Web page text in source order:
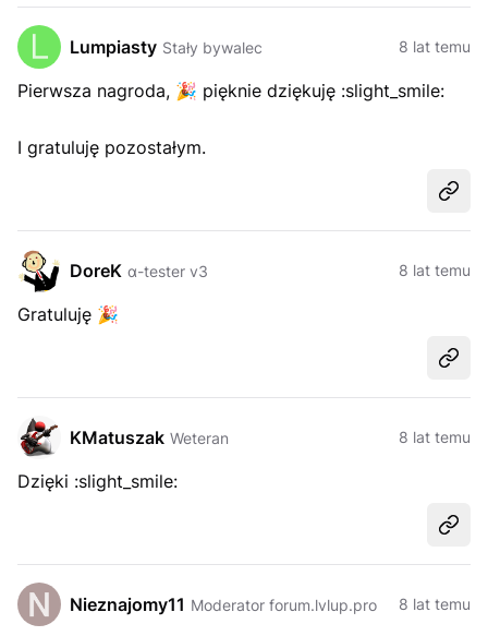
Lumpiasty Stały bywalec 8 lat temu
Pierwsza nagroda, 🎉 pięknie dziękuję :slight_smile:
I gratuluję pozostałym.
DoreK α-tester v3 8 lat temu
Gratuluję 🎉
KMatuszak Weteran 8 lat temu
Dzięki :slight_smile:
Nieznajomy11 Moderator forum.lvlup.pro 8 lat temu